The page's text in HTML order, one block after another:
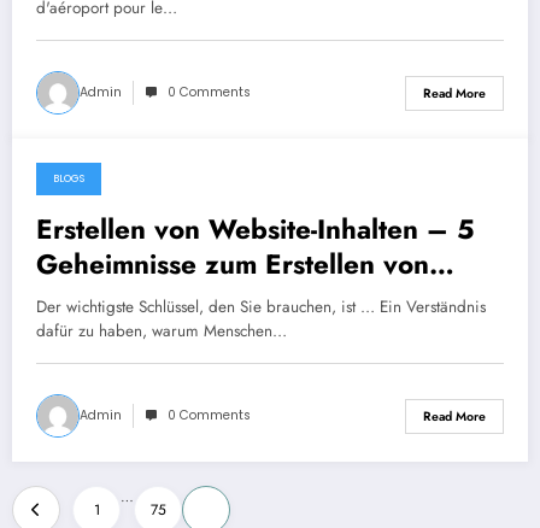
d'aéroport pour le…
Admin 0 Comments Read More
April 18, 2023
BLOGS
Erstellen von Website-Inhalten – 5
Geheimnisse zum Erstellen von
Website-Inhalten und zum Verkauf
Ihrer Website
Der wichtigste Schlüssel, den Sie brauchen, ist … Ein Verständnis
dafür zu haben, warum Menschen…
Admin 0 Comments Read More
Posts
1
…
75